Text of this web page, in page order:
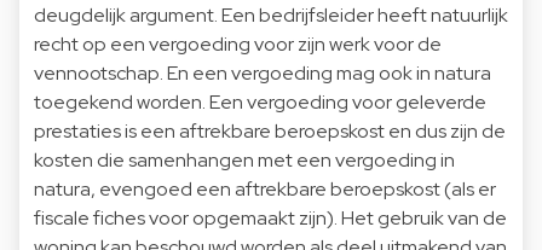
deugdelijk argument. Een bedrijfsleider heeft natuurlijk
recht op een vergoeding voor zijn werk voor de
vennootschap. En een vergoeding mag ook in natura
toegekend worden. Een vergoeding voor geleverde
prestaties is een aftrekbare beroepskost en dus zijn de
kosten die samenhangen met een vergoeding in
natura, evengoed een aftrekbare beroepskost (als er
fiscale fiches voor opgemaakt zijn). Het gebruik van de